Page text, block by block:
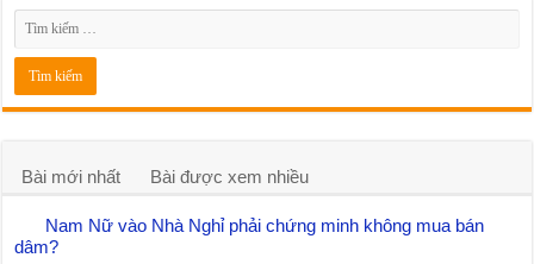
Bài mới nhất Bài được xem nhiều
Nam Nữ vào Nhà Nghỉ phải chứng minh không mua bán
dâm?